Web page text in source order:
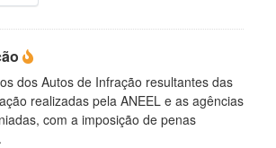
dos Autos de Infração resultantes das
realizadas pela ANEEL e as agências
com a imposição de penas